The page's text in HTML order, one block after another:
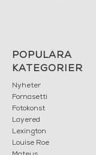
POPULÄRA
KATEGORIER
Nyheter
Fornasetti
Fotokonst
Layered
Lexington
Louise Roe